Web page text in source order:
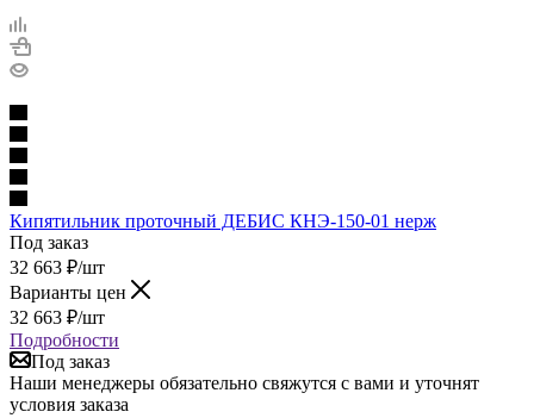
Кипятильник проточный ДЕБИС КНЭ-150-01 нерж
Под заказ
32 663 ₽/шт
Варианты цен
32 663 ₽/шт
Подробности
Под заказ
Наши менеджеры обязательно свяжутся с вами и уточнят
условия заказа